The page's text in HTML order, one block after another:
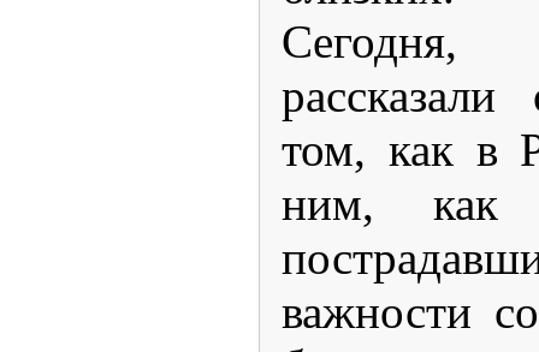
том, как в
ним, как
важности